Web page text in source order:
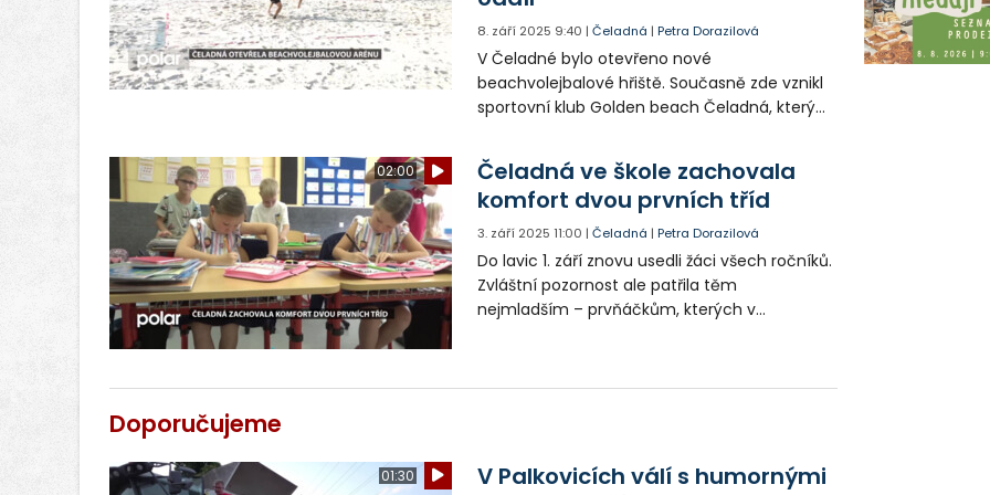
8. září 2025 9:40 |Čeladná |Petra Dorazilová
V Čeladné bylo otevřeno nové
beachvolejbalové hřiště. Současně zde vznikl
sportovní klub Golden beach Čeladná, který
02:00
Čeladná ve škole zachovala
komfort dvou prvních tříd
3. září 2025 11:00 |Čeladná |Petra Dorazilová
Do lavic 1. září znovu usedli žáci všech ročníků.
Zvláštní pozornost ale patřila těm
nejmladším – prvňáčkům, kterých v
Doporučujeme
01:30
V Palkovicích válí s humornými